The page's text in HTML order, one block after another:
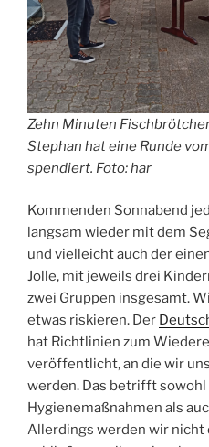
Zehn Minuten
Stephan hat eine Runde
spendiert. Foto: har
Kommenden Sonnabend
langsam wieder mit dem
und vielleicht auch der
Jolle, mit jeweils drei
zwei Gruppen insgesamt.
etwas riskieren. Der
hat Richtlinien zum
veröffentlicht, an die wir
werden. Das betrifft sowohl
Hygienemaßnahmen als
Allerdings werden wir